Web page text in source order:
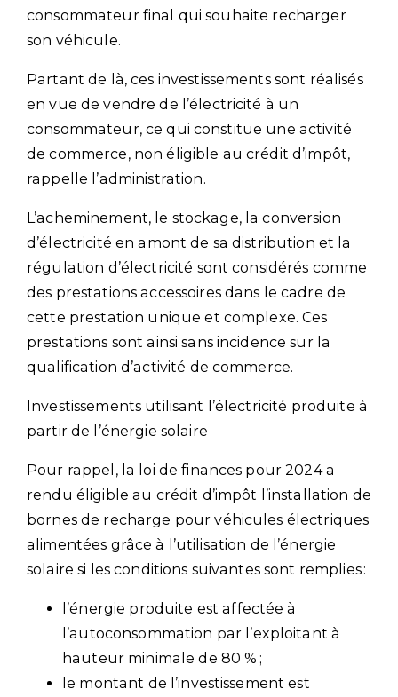
consommateur final qui souhaite recharger
son véhicule.
Partant de là, ces investissements sont réalisés
en vue de vendre de l’électricité à un
consommateur, ce qui constitue une activité
de commerce, non éligible au crédit d’impôt,
rappelle l’administration.
L’acheminement, le stockage, la conversion
d’électricité en amont de sa distribution et la
régulation d’électricité sont considérés comme
des prestations accessoires dans le cadre de
cette prestation unique et complexe. Ces
prestations sont ainsi sans incidence sur la
qualification d’activité de commerce.
Investissements utilisant l’électricité produite à
partir de l’énergie solaire
Pour rappel, la loi de finances pour 2024 a
rendu éligible au crédit d’impôt l’installation de
bornes de recharge pour véhicules électriques
alimentées grâce à l’utilisation de l’énergie
solaire si les conditions suivantes sont remplies :
l’énergie produite est affectée à
l’autoconsommation par l’exploitant à
hauteur minimale de 80 % ;
le montant de l’investissement est